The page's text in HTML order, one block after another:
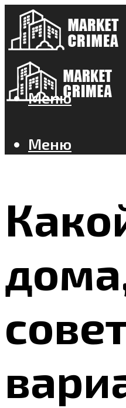
Меню
Меню